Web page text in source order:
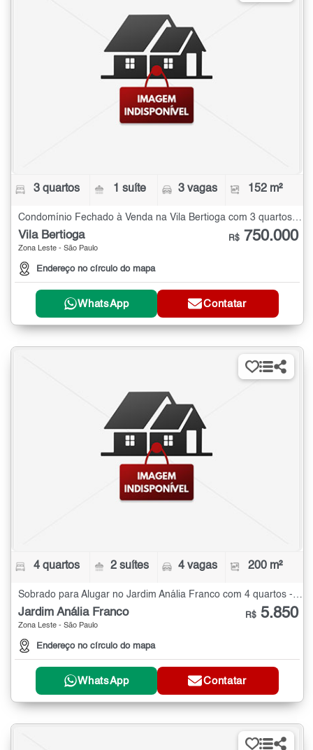
3 quartos 1 suíte 3 vagas 152 m²
Condomínio Fechado à Venda na Vila Bertioga com 3 quartos - 152 m²
Vila Bertioga
Zona Leste - São Paulo
Endereço no círculo do mapa
R$ 750.000
WhatsApp Contatar
4 quartos 2 suítes 4 vagas 200 m²
Sobrado para Alugar no Jardim Anália Franco com 4 quartos - 200 m²
Jardim Anália Franco
Zona Leste - São Paulo
Endereço no círculo do mapa
R$ 5.850
WhatsApp Contatar